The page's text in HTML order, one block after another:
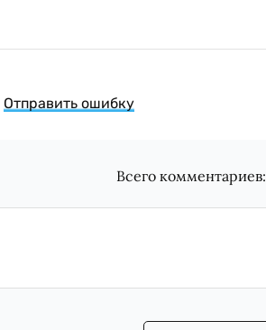
Отправить ошибку
Всего комментариев: